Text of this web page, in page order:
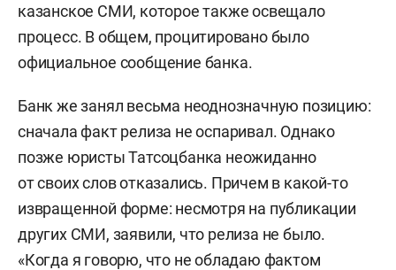
казанское СМИ, которое также освещало
процесс. В общем, процитировано было
официальное сообщение банка.
Банк же занял весьма неоднозначную позицию:
сначала факт релиза не оспаривал. Однако
позже юристы Татсоцбанка неожиданно
от своих слов отказались. Причем в какой-то
извращенной форме: несмотря на публикации
других СМИ, заявили, что релиза не было.
«Когда я говорю, что не обладаю фактом